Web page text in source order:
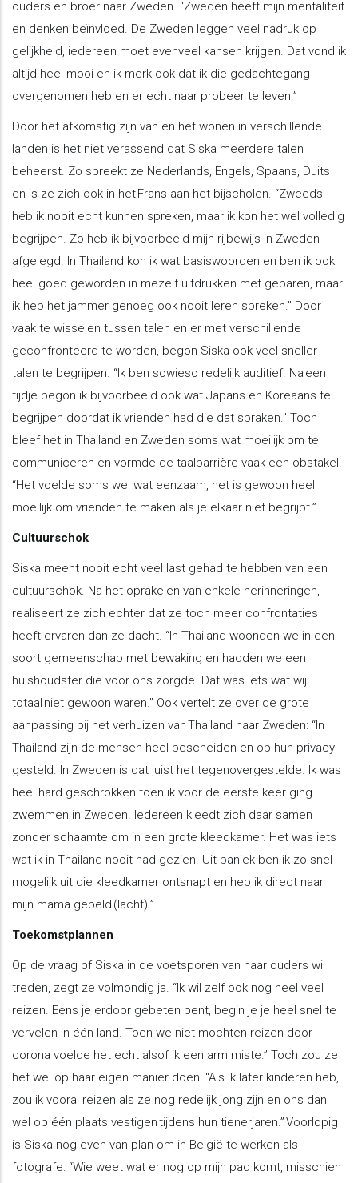
ouders en broer naar Zweden. “Zweden heeft mijn mentaliteit
en denken beïnvloed. De Zweden leggen veel nadruk op
gelijkheid, iedereen moet evenveel kansen krijgen. Dat vond ik
altijd heel mooi en ik merk ook dat ik die gedachtegang
overgenomen heb en er echt naar probeer te leven.”
Door het afkomstig zijn van en het wonen in verschillende
landen is het niet verassend dat Siska meerdere talen
beheerst. Zo spreekt ze Nederlands, Engels, Spaans, Duits
en is ze zich ook in het Frans aan het bijscholen. “Zweeds
heb ik nooit echt kunnen spreken, maar ik kon het wel volledig
begrijpen. Zo heb ik bijvoorbeeld mijn rijbewijs in Zweden
afgelegd. In Thailand kon ik wat basiswoorden en ben ik ook
heel goed geworden in mezelf uitdrukken met gebaren, maar
ik heb het jammer genoeg ook nooit leren spreken.” Door
vaak te wisselen tussen talen en er met verschillende
geconfronteerd te worden, begon Siska ook veel sneller
talen te begrijpen. “Ik ben sowieso redelijk auditief. Na een
tijdje begon ik bijvoorbeeld ook wat Japans en Koreaans te
begrijpen doordat ik vrienden had die dat spraken.” Toch
bleef het in Thailand en Zweden soms wat moeilijk om te
communiceren en vormde de taalbarrière vaak een obstakel.
“Het voelde soms wel wat eenzaam, het is gewoon heel
moeilijk om vrienden te maken als je elkaar niet begrijpt.”
Cultuurschok
Siska meent nooit echt veel last gehad te hebben van een
cultuurschok. Na het oprakelen van enkele herinneringen,
realiseert ze zich echter dat ze toch meer confrontaties
heeft ervaren dan ze dacht. “In Thailand woonden we in een
soort gemeenschap met bewaking en hadden we een
huishoudster die voor ons zorgde. Dat was iets wat wij
totaal niet gewoon waren.” Ook vertelt ze over de grote
aanpassing bij het verhuizen van Thailand naar Zweden: “In
Thailand zijn de mensen heel bescheiden en op hun privacy
gesteld. In Zweden is dat juist het tegenovergestelde. Ik was
heel hard geschrokken toen ik voor de eerste keer ging
zwemmen in Zweden. Iedereen kleedt zich daar samen
zonder schaamte om in een grote kleedkamer. Het was iets
wat ik in Thailand nooit had gezien. Uit paniek ben ik zo snel
mogelijk uit die kleedkamer ontsnapt en heb ik direct naar
mijn mama gebeld (lacht).”
Toekomstplannen
Op de vraag of Siska in de voetsporen van haar ouders wil
treden, zegt ze volmondig ja. “Ik wil zelf ook nog heel veel
reizen. Eens je erdoor gebeten bent, begin je je heel snel te
vervelen in één land. Toen we niet mochten reizen door
corona voelde het echt alsof ik een arm miste.” Toch zou ze
het wel op haar eigen manier doen: “Als ik later kinderen heb,
zou ik vooral reizen als ze nog redelijk jong zijn en ons dan
wel op één plaats vestigen tijdens hun tienerjaren.” Voorlopig
is Siska nog even van plan om in België te werken als
fotografe: “Wie weet wat er nog op mijn pad komt, misschien